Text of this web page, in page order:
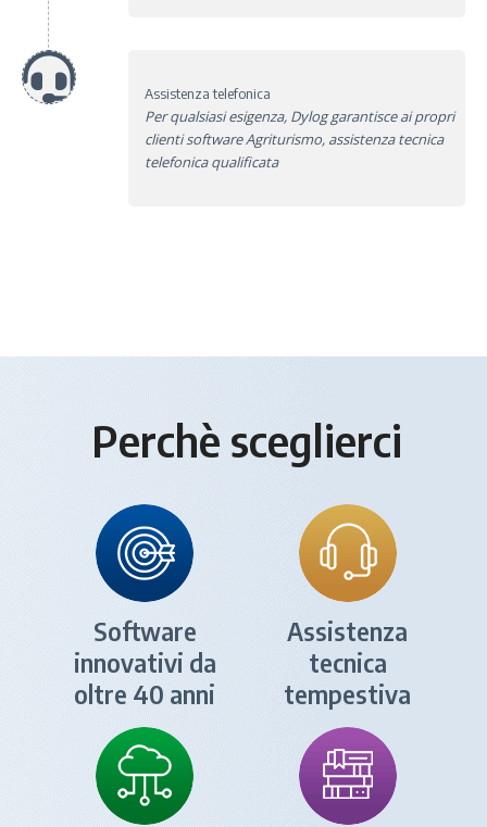
Assistenza telefonica
Per qualsiasi esigenza, Dylog garantisce ai propri
clienti software Agriturismo, assistenza tecnica
telefonica qualificata
Perchè sceglierci
Software
innovativi da
oltre 40 anni
Assistenza
tecnica
tempestiva